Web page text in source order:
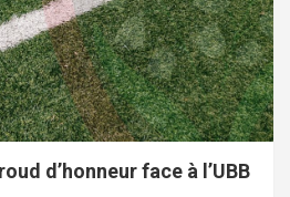
d’honneur face à l’UBB